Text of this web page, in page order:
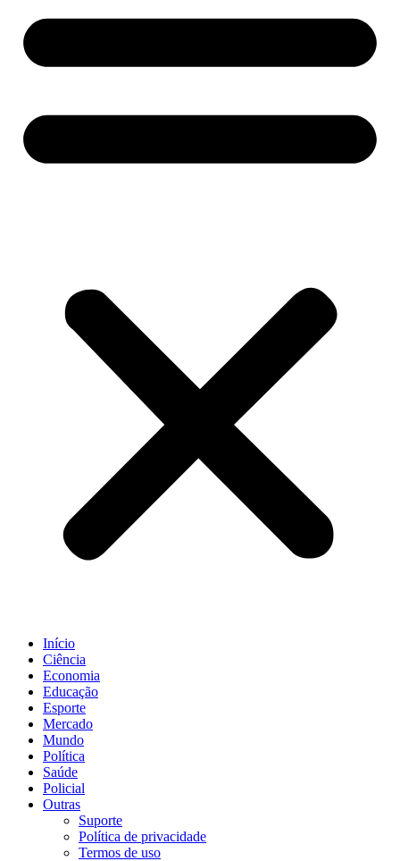
Início
Ciência
Economia
Educação
Esporte
Mercado
Mundo
Política
Saúde
Policial
Outras
Suporte
Política de privacidade
Termos de uso